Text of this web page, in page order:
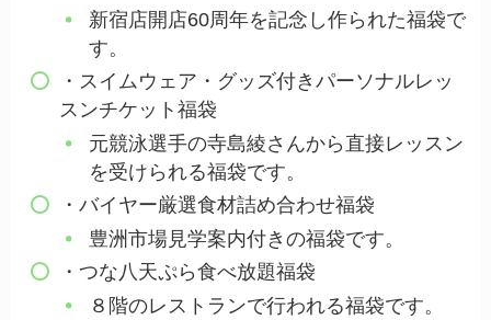
新宿店開店60周年を記念し作られた福袋で
す。
・スイムウェア・グッズ付きパーソナルレッ
スンチケット福袋
元競泳選手の寺島綾さんから直接レッスン
を受けられる福袋です。
・バイヤー厳選食材詰め合わせ福袋
豊洲市場見学案内付きの福袋です。
・つな八天ぷら食べ放題福袋
８階のレストランで行われる福袋です。